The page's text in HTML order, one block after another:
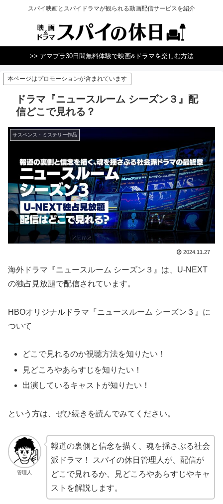
スパイ映画とスパイドラマが観られる動画配信サービスを紹介
>> アマプラ30日間無料体験で映画&ドラマを楽しむ方法
本ページはプロモーションが含まれています
ドラマ『ニュースルーム シーズン３』配
信どこで見れる？
サスペンス・ミステリー作品
2024.11.27
海外ドラマ『ニュースルーム シーズン３』は、U-NEXT
の独占見放題で配信されています。
HBOオリジナルドラマ『ニュースルーム シーズン３』に
ついて
どこで見れるのか視聴方法を知りたい！
見どころやあらすじを知りたい！
出演しているキャストが知りたい！
という方は、ぜひ続きを読んでみてください。
管理人
報道の裏側と信念を描く、魂を揺さぶる社会
派ドラマ！ スパイの休日管理人が、配信が
どこで見れるか、見どころやあらすじやキャ
ストを解説します。